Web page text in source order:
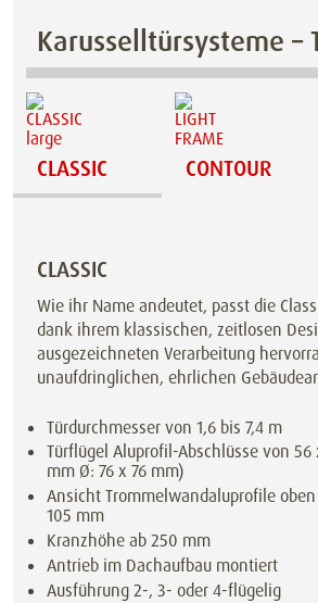
Karusselltürsysteme –
CLASSIC CONTOUR
CLASSIC
Wie ihr Name andeutet, passt die
dank ihrem klassischen, zeitlosen
ausgezeichneten Verarbeitung
unaufdringlichen, ehrlichen
Türdurchmesser von 1,6 bis 7,4 m
Türflügel Aluprofil-Abschlüsse von
mm Ø: 76 x 76 mm)
Ansicht Trommelwandaluprofile
105 mm
Kranzhöhe ab 250 mm
Antrieb im Dachaufbau montiert
Ausführung 2-, 3- oder 4-flügelig